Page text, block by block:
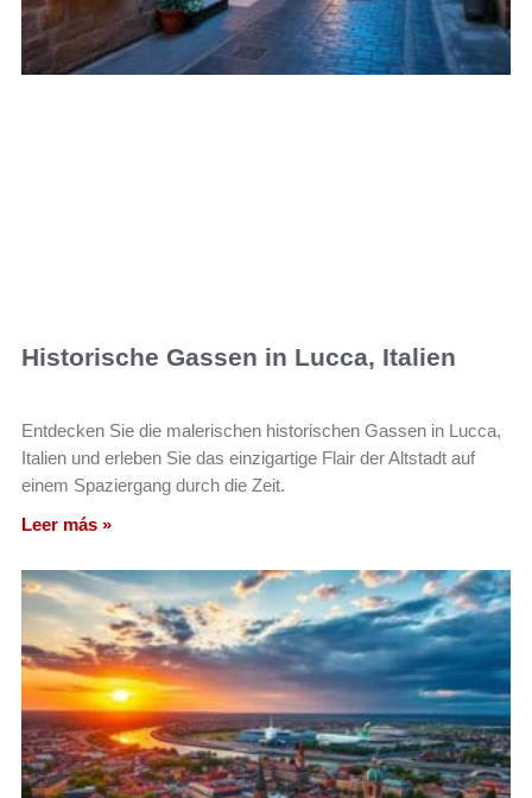
Historische Gassen in Lucca, Italien
Entdecken Sie die malerischen historischen Gassen in Lucca,
Italien und erleben Sie das einzigartige Flair der Altstadt auf
einem Spaziergang durch die Zeit.
Leer más »